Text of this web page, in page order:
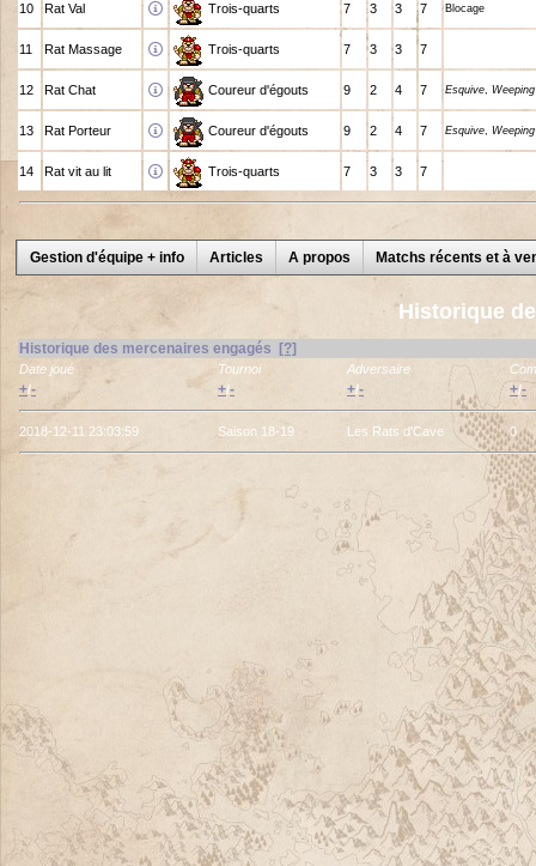
10 Rat Val Trois-quarts 7 3 3 7 Blocage
11 Rat Massage Trois-quarts 7 3 3 7
12 Rat Chat Coureur d'égouts 9 2 4 7 Esquive,
13 Rat Porteur Coureur d'égouts 9 2 4 7 Esquive,
14 Rat vit au lit Trois-quarts 7 3 3 7
Gestion d'équipe + info Articles A propos Matchs récents et à
Historique
Historique des mercenaires engagés [?]
Date joué Tournoi Adversaire
+/- +/- +/- +/-
2018-12-11 23:03:59 Saison 18-19 Les Rats d'Cave 0